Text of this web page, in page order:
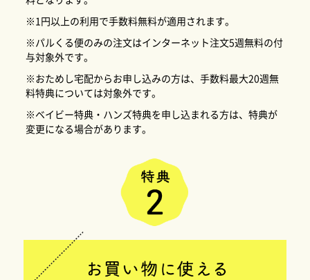
※1円以上の利用で手数料無料が適用されます。
※パルくる便のみの注文はインターネット注文5週無料の付
与対象外です。
※おためし宅配からお申し込みの方は、手数料最大20週無
料特典については対象外です。
※ベイビー特典・ハンズ特典を申し込まれる方は、特典が
変更になる場合があります。